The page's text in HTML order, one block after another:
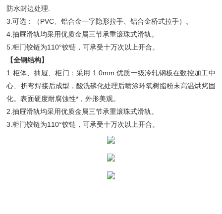
防水封边处理.
3.可选：（PVC、铝合金一字隐形拉手、铝合金桥式拉手）。
4.抽屉滑轨均采用优质金属三节承重滚珠式滑轨。
5.柜门铰链为110°铰链，可承受十万次以上开合。
【全钢结构】
1.柜体、抽屉、柜门：采用 1.0mm 优质一级冷轧钢板在数控加工中
心、折弯焊接后成型，酸洗磷化处理后喷涂环氧树脂粉末高温烘烤固
化。表面硬度耐腐蚀性*，外形美观。
2.抽屉滑轨均采用优质金属三节承重滚珠式滑轨。
3.柜门铰链为110°铰链，可承受十万次以上开合。